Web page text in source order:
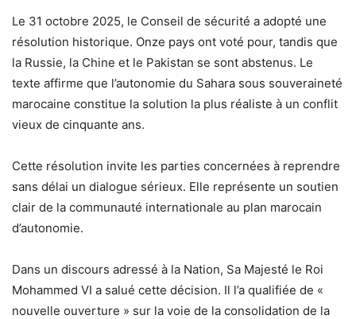
Le 31 octobre 2025, le Conseil de sécurité a adopté une
résolution historique. Onze pays ont voté pour, tandis que
la Russie, la Chine et le Pakistan se sont abstenus. Le
texte affirme que l’autonomie du Sahara sous souveraineté
marocaine constitue la solution la plus réaliste à un conflit
vieux de cinquante ans.
Cette résolution invite les parties concernées à reprendre
sans délai un dialogue sérieux. Elle représente un soutien
clair de la communauté internationale au plan marocain
d’autonomie.
Dans un discours adressé à la Nation, Sa Majesté le Roi
Mohammed VI a salué cette décision. Il l’a qualifiée de «
nouvelle ouverture » sur la voie de la consolidation de la